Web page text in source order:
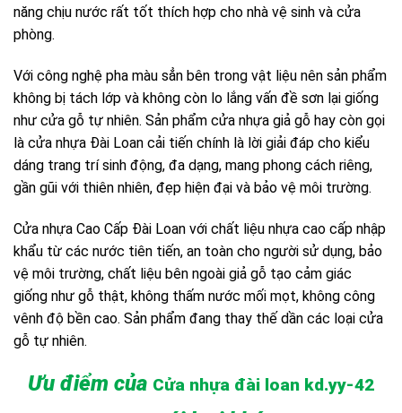
năng chịu nước rất tốt thích hợp cho nhà vệ sinh và cửa
phòng.
Với công nghệ pha màu sẳn bên trong vật liệu nên sản phẩm
không bị tách lớp và không còn lo lắng vấn đề sơn lại giống
như cửa gỗ tự nhiên. Sản phẩm cửa nhựa giả gỗ hay còn gọi
là cửa nhựa Đài Loan cải tiến chính là lời giải đáp cho kiểu
dáng trang trí sinh động, đa dạng, mang phong cách riêng,
gần gũi với thiên nhiên, đẹp hiện đại và bảo vệ môi trường.
Cửa nhựa Cao Cấp Đài Loan với chất liệu nhựa cao cấp nhập
khẩu từ các nước tiên tiến, an toàn cho người sử dụng, bảo
vệ môi trường, chất liệu bên ngoài giả gỗ tạo cảm giác
giống như gỗ thật, không thấm nước mối mọt, không công
vênh độ bền cao. Sản phẩm đang thay thế dần các loại cửa
gỗ tự nhiên.
Ưu điểm của Cửa nhựa đài loan kd.yy-42